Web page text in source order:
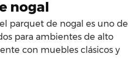
nogal
parquet de nogal es uno de
para ambientes de alto
con muebles clásicos y